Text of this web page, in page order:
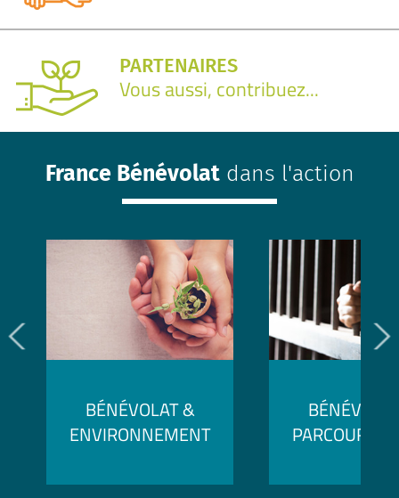
PARTENAIRES
Vous aussi, contribuez...
France Bénévolatdans l'action
BÉNÉVOLAT &
ENVIRONNEMENT
PARCOURS